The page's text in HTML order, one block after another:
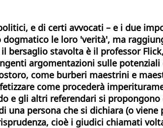
e di certi avvocati – e i due
le loro 'verità', ma
bersaglio stavolta è il professor
argomentazioni sulle potenziali
come burberi maestrini e
come procederà
e gli altri referendari si propongono
persona che si dichiara (o
cioè i giudici chiamati